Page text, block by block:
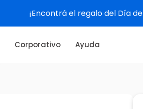
¡Encontrá el regalo del Día
Corporativo Ayuda